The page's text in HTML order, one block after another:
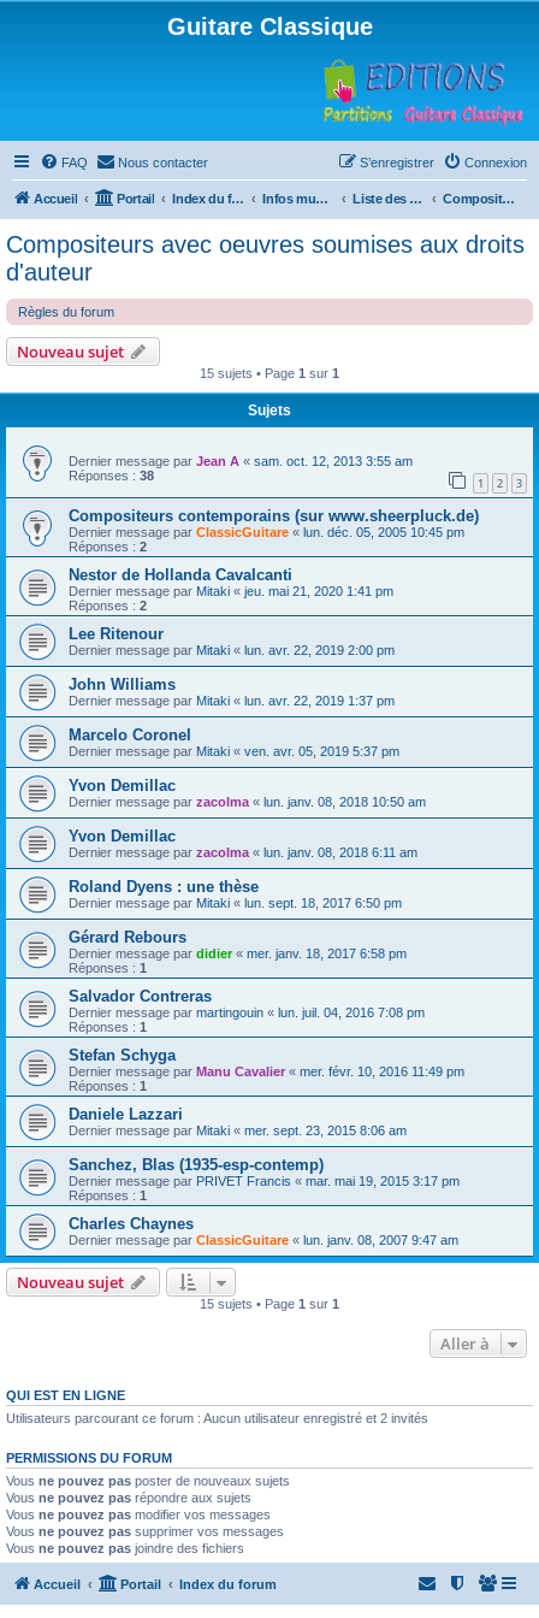
Guitare Classique
FAQ Nous contacter Connexion
S’enregistrer
Accueil Portail Index du forum Infos musicales Liste des compositeurs de musique pour guitare Compositeurs avec oeuvres soumises aux droits d'auteur
Compositeurs avec oeuvres soumises aux droits
d'auteur
Règles du forum
Nouveau sujet
15 sujets • Page 1 sur 1
Sujets
Dernier message par Jean A « sam. oct. 12, 2013 3:55 am
Réponses : 38 1 2 3
Compositeurs contemporains (sur www.sheerpluck.de)
Dernier message par ClassicGuitare « lun. déc. 05, 2005 10:45 pm
Réponses : 2
Nestor de Hollanda Cavalcanti
Dernier message par Mitaki « jeu. mai 21, 2020 1:41 pm
Réponses : 2
Lee Ritenour
Dernier message par Mitaki « lun. avr. 22, 2019 2:00 pm
John Williams
Dernier message par Mitaki « lun. avr. 22, 2019 1:37 pm
Marcelo Coronel
Dernier message par Mitaki « ven. avr. 05, 2019 5:37 pm
Yvon Demillac
Dernier message par zacolma « lun. janv. 08, 2018 10:50 am
Yvon Demillac
Dernier message par zacolma « lun. janv. 08, 2018 6:11 am
Roland Dyens : une thèse
Dernier message par Mitaki « lun. sept. 18, 2017 6:50 pm
Gérard Rebours
Dernier message par didier« mer. janv. 18, 2017 6:58 pm
Réponses : 1
Salvador Contreras
Dernier message par martingouin « lun. juil. 04, 2016 7:08 pm
Réponses : 1
Stefan Schyga
Dernier message par Manu Cavalier « mer. févr. 10, 2016 11:49 pm
Réponses : 1
Daniele Lazzari
Dernier message par Mitaki « mer. sept. 23, 2015 8:06 am
Sanchez, Blas (1935-esp-contemp)
Dernier message par PRIVET Francis « mar. mai 19, 2015 3:17 pm
Réponses : 1
Charles Chaynes
Dernier message par ClassicGuitare « lun. janv. 08, 2007 9:47 am
Nouveau sujet
15 sujets • Page 1 sur 1
Aller à
QUI EST EN LIGNE
Utilisateurs parcourant ce forum : Aucun utilisateur enregistré et 2 invités
PERMISSIONS DU FORUM
Vous ne pouvez pas poster de nouveaux sujets
Vous ne pouvez pas répondre aux sujets
Vous ne pouvez pas modifier vos messages
Vous ne pouvez pas supprimer vos messages
Vous ne pouvez pas joindre des fichiers
Accueil Portail Index du forum